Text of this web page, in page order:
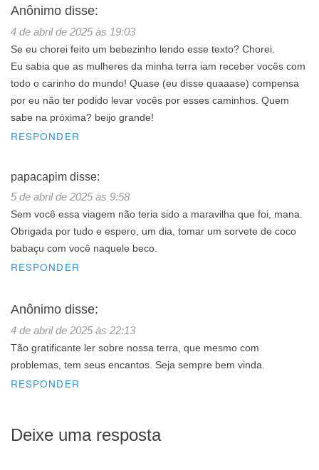
Anônimo disse:
4 de abril de 2025 às 19:03
Se eu chorei feito um bebezinho lendo esse texto? Chorei.
Eu sabia que as mulheres da minha terra iam receber vocês com
todo o carinho do mundo! Quase (eu disse quaaase) compensa
por eu não ter podido levar vocês por esses caminhos. Quem
sabe na próxima? beijo grande!
RESPONDER
papacapim disse:
5 de abril de 2025 às 9:58
Sem você essa viagem não teria sido a maravilha que foi, mana.
Obrigada por tudo e espero, um dia, tomar um sorvete de coco
babaçu com você naquele beco.
RESPONDER
Anônimo disse:
4 de abril de 2025 às 22:13
Tão gratificante ler sobre nossa terra, que mesmo com
problemas, tem seus encantos. Seja sempre bem vinda.
RESPONDER
Deixe uma resposta